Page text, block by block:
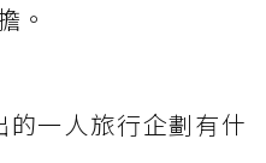
。
一人旅行企劃有什